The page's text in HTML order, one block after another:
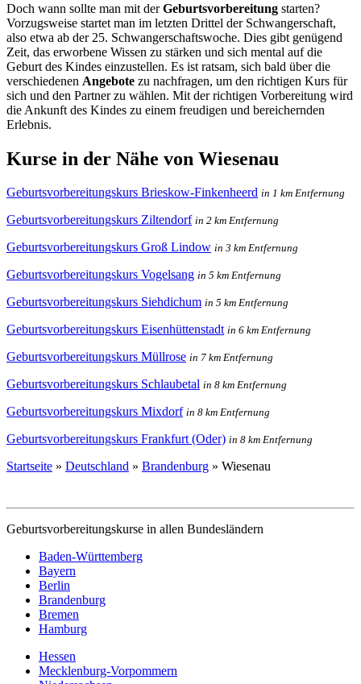
Doch wann sollte man mit derGeburtsvorbereitung starten?
Vorzugsweise startet man im letzten Drittel der Schwangerschaft,
also etwa ab der 25. Schwangerschaftswoche. Dies gibt genügend
Zeit, das erworbene Wissen zu stärken und sich mental auf die
Geburt des Kindes einzustellen. Es ist ratsam, sich bald über die
verschiedenen Angebote zu nachfragen, um den richtigen Kurs für
sich und den Partner zu wählen. Mit der richtigen Vorbereitung wird
die Ankunft des Kindes zu einem freudigen und bereichernden
Erlebnis.
Kurse in der Nähe von Wiesenau
Geburtsvorbereitungskurs Brieskow-Finkenheerd in 1 km Entfernung
Geburtsvorbereitungskurs Ziltendorf in 2 km Entfernung
Geburtsvorbereitungskurs Groß Lindow in 3 km Entfernung
Geburtsvorbereitungskurs Vogelsang in 5 km Entfernung
Geburtsvorbereitungskurs Siehdichum in 5 km Entfernung
Geburtsvorbereitungskurs Eisenhüttenstadt in 6 km Entfernung
Geburtsvorbereitungskurs Müllrose in 7 km Entfernung
Geburtsvorbereitungskurs Schlaubetal in 8 km Entfernung
Geburtsvorbereitungskurs Mixdorf in 8 km Entfernung
Geburtsvorbereitungskurs Frankfurt (Oder) in 8 km Entfernung
Startseite » Deutschland » Brandenburg » Wiesenau
Geburtsvorbereitungskurse in allen Bundesländern
Baden-Württemberg
Bayern
Berlin
Brandenburg
Bremen
Hamburg
Hessen
Mecklenburg-Vorpommern